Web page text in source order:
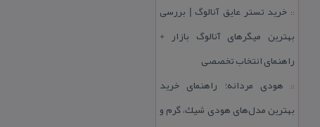
:: خرید تستر عایق آنالوگ | بررسی
بهترین میگرهای آنالوگ بازار +
راهنمای انتخاب تخصصی
:: هودی مردانه؛ راهنمای خرید
بهترین مدل‌های هودی شیك، گرم و